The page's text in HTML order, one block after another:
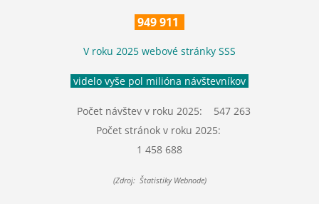
949 911
V roku 2025 webové stránky SSS
videlo vyše pol milióna návštevníkov
Počet návštev v roku 2025: 547 263
Počet stránok v roku 2025:
1 458 688
(Zdroj: Štatistiky Webnode)